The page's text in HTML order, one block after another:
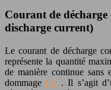
Courant de
discharge current)
Le courant de décharge
représente la quantité
de manière continue sans
dommage [3] . Il s’agit